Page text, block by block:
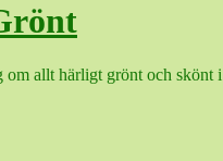
allt härligt grönt och skönt i